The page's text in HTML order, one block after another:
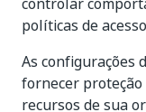
políticas de
As configurações
fornecer
recursos de sua